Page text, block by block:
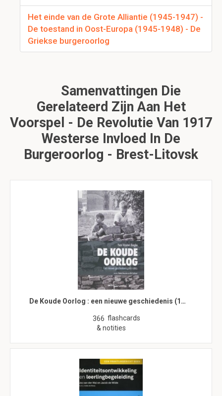
Het einde van de Grote Alliantie (1945-1947) -
De toestand in Oost-Europa (1945-1948) - De
Griekse burgeroorlog
Samenvattingen Die
Gerelateerd Zijn Aan Het
Voorspel - De Revolutie Van 1917
Westerse Invloed In De
Burgeroorlog - Brest-Litovsk
De Koude Oorlog : een nieuwe geschiedenis (1…
366 flashcards
& notities